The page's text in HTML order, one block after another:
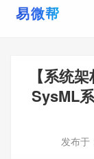
【系统
SysML
发布于